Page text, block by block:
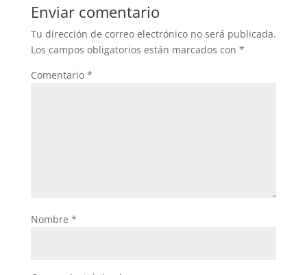
Enviar comentario
Tu dirección de correo electrónico no será publicada.
Los campos obligatorios están marcados con *
Comentario *
Nombre *